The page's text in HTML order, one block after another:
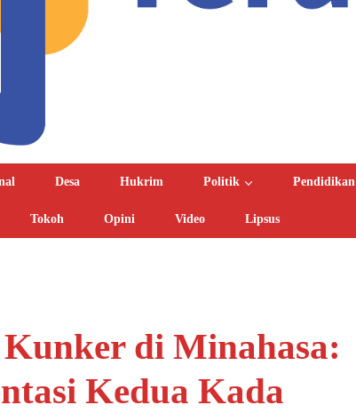
Desa Hukrim Politik Pendidikan
Tokoh Opini Video Lipsus
di Minahasa:
Kedua Kada